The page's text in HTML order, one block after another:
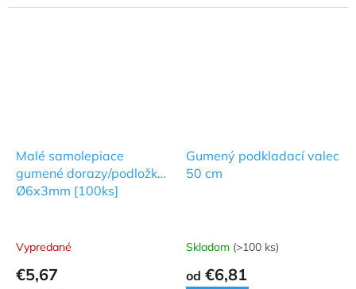
Malé samolepiace
gumené dorazy/podložky
Ø6x3mm [100ks]
Vypredané
€5,67
Gumený podkladací valec
50 cm
Skladom (>100 ks)
od €6,81